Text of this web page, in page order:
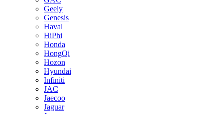
Geely
Genesis
Haval
HiPhi
Honda
HongQi
Hozon
Hyundai
Infiniti
JAC
Jaecoo
Jaguar